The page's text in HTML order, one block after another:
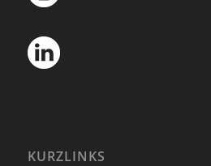
KURZLINKS